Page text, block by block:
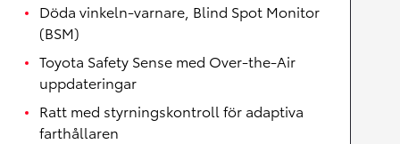
Döda vinkeln-varnare, Blind Spot Monitor
(BSM)
Toyota Safety Sense med Over-the-Air
uppdateringar
Ratt med styrningskontroll för adaptiva
farthållaren